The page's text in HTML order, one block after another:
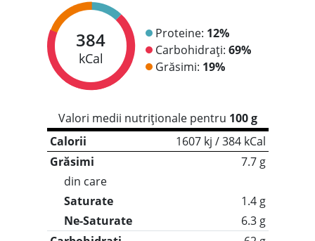
384
kCal
Proteine: 12%
Carbohidrați: 69%
Grăsimi: 19%
Valori medii nutriționale pentru 100 g
Calorii
1607 kj / 384 kCal
Grăsimi
7.7 g
din care
Saturate
1.4 g
Ne-Saturate
6.3 g